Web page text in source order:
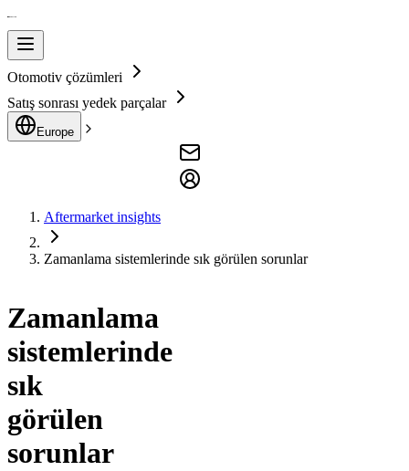
Otomotiv çözümleri
Satış sonrası yedek parçalar
Europe
Aftermarket insights
Zamanlama sistemlerinde sık görülen sorunlar
Zamanlama
sistemlerinde
sık
görülen
sorunlar